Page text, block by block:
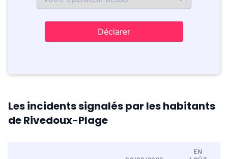
Déclarer
Les incidents signalés par les habitants
de Rivedoux-Plage
EN